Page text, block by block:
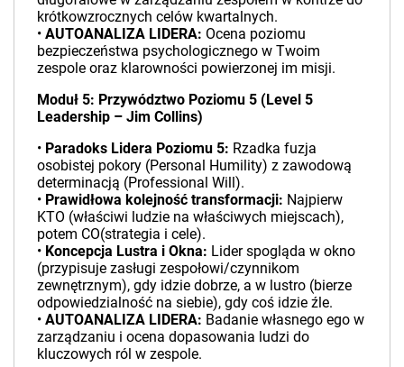
krótkowzrocznych celów kwartalnych.
• AUTOANALIZA LIDERA: Ocena poziomu
bezpieczeństwa psychologicznego w Twoim
zespole oraz klarowności powierzonej im misji.
Moduł 5: Przywództwo Poziomu 5 (Level 5
Leadership – Jim Collins)
• Paradoks Lidera Poziomu 5: Rzadka fuzja
osobistej pokory (Personal Humility) z zawodową
determinacją (Professional Will).
• Prawidłowa kolejność transformacji: Najpierw
KTO (właściwi ludzie na właściwych miejscach),
potem CO(strategia i cele).
• Koncepcja Lustra i Okna: Lider spogląda w okno
(przypisuje zasługi zespołowi/czynnikom
zewnętrznym), gdy idzie dobrze, a w lustro (bierze
odpowiedzialność na siebie), gdy coś idzie źle.
• AUTOANALIZA LIDERA: Badanie własnego ego w
zarządzaniu i ocena dopasowania ludzi do
kluczowych ról w zespole.